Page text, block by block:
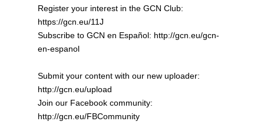
Register your interest in the GCN Club:
https://gcn.eu/11J
Subscribe to GCN en Español: http://gcn.eu/gcn-
en-espanol
Submit your content with our new uploader:
http://gcn.eu/upload
Join our Facebook community:
http://gcn.eu/FBCommunity